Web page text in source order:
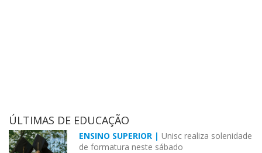
ÚLTIMAS DE EDUCAÇÃO
ENSINO SUPERIOR | Unisc realiza solenidade
de formatura neste sábado